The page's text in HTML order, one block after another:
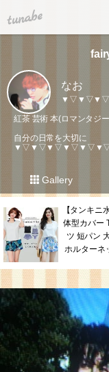
tuna.be
なお
紅茶 芸術 本(ロマンタジ
自分の日常を大切に
Gallery
【タンキ
体型カバー
ツ 短パン
ホルターネ